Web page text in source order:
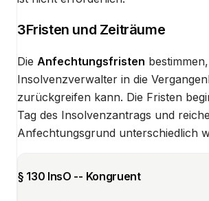
3Fristen und Zeiträume
Die Anfechtungsfristen
Insolvenzverwalter in die
zurückgreifen kann. Die Fristen
Tag des Insolvenzantrags und
Anfechtungsgrund unterschiedlich
§ 130 InsO -- Kongruent